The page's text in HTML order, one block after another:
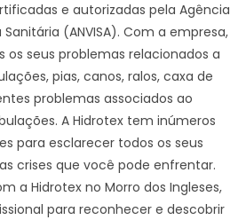
e autorizadas pela Agência
(ANVISA). Com a empresa,
os seus problemas relacionados a
pias, canos, ralos, caxa de
problemas associados ao
A Hidrotex tem inúmeros
para esclarecer todos os seus
crises que você pode enfrentar.
a Hidrotex no Morro dos Ingleses,
para reconhecer e descobrir